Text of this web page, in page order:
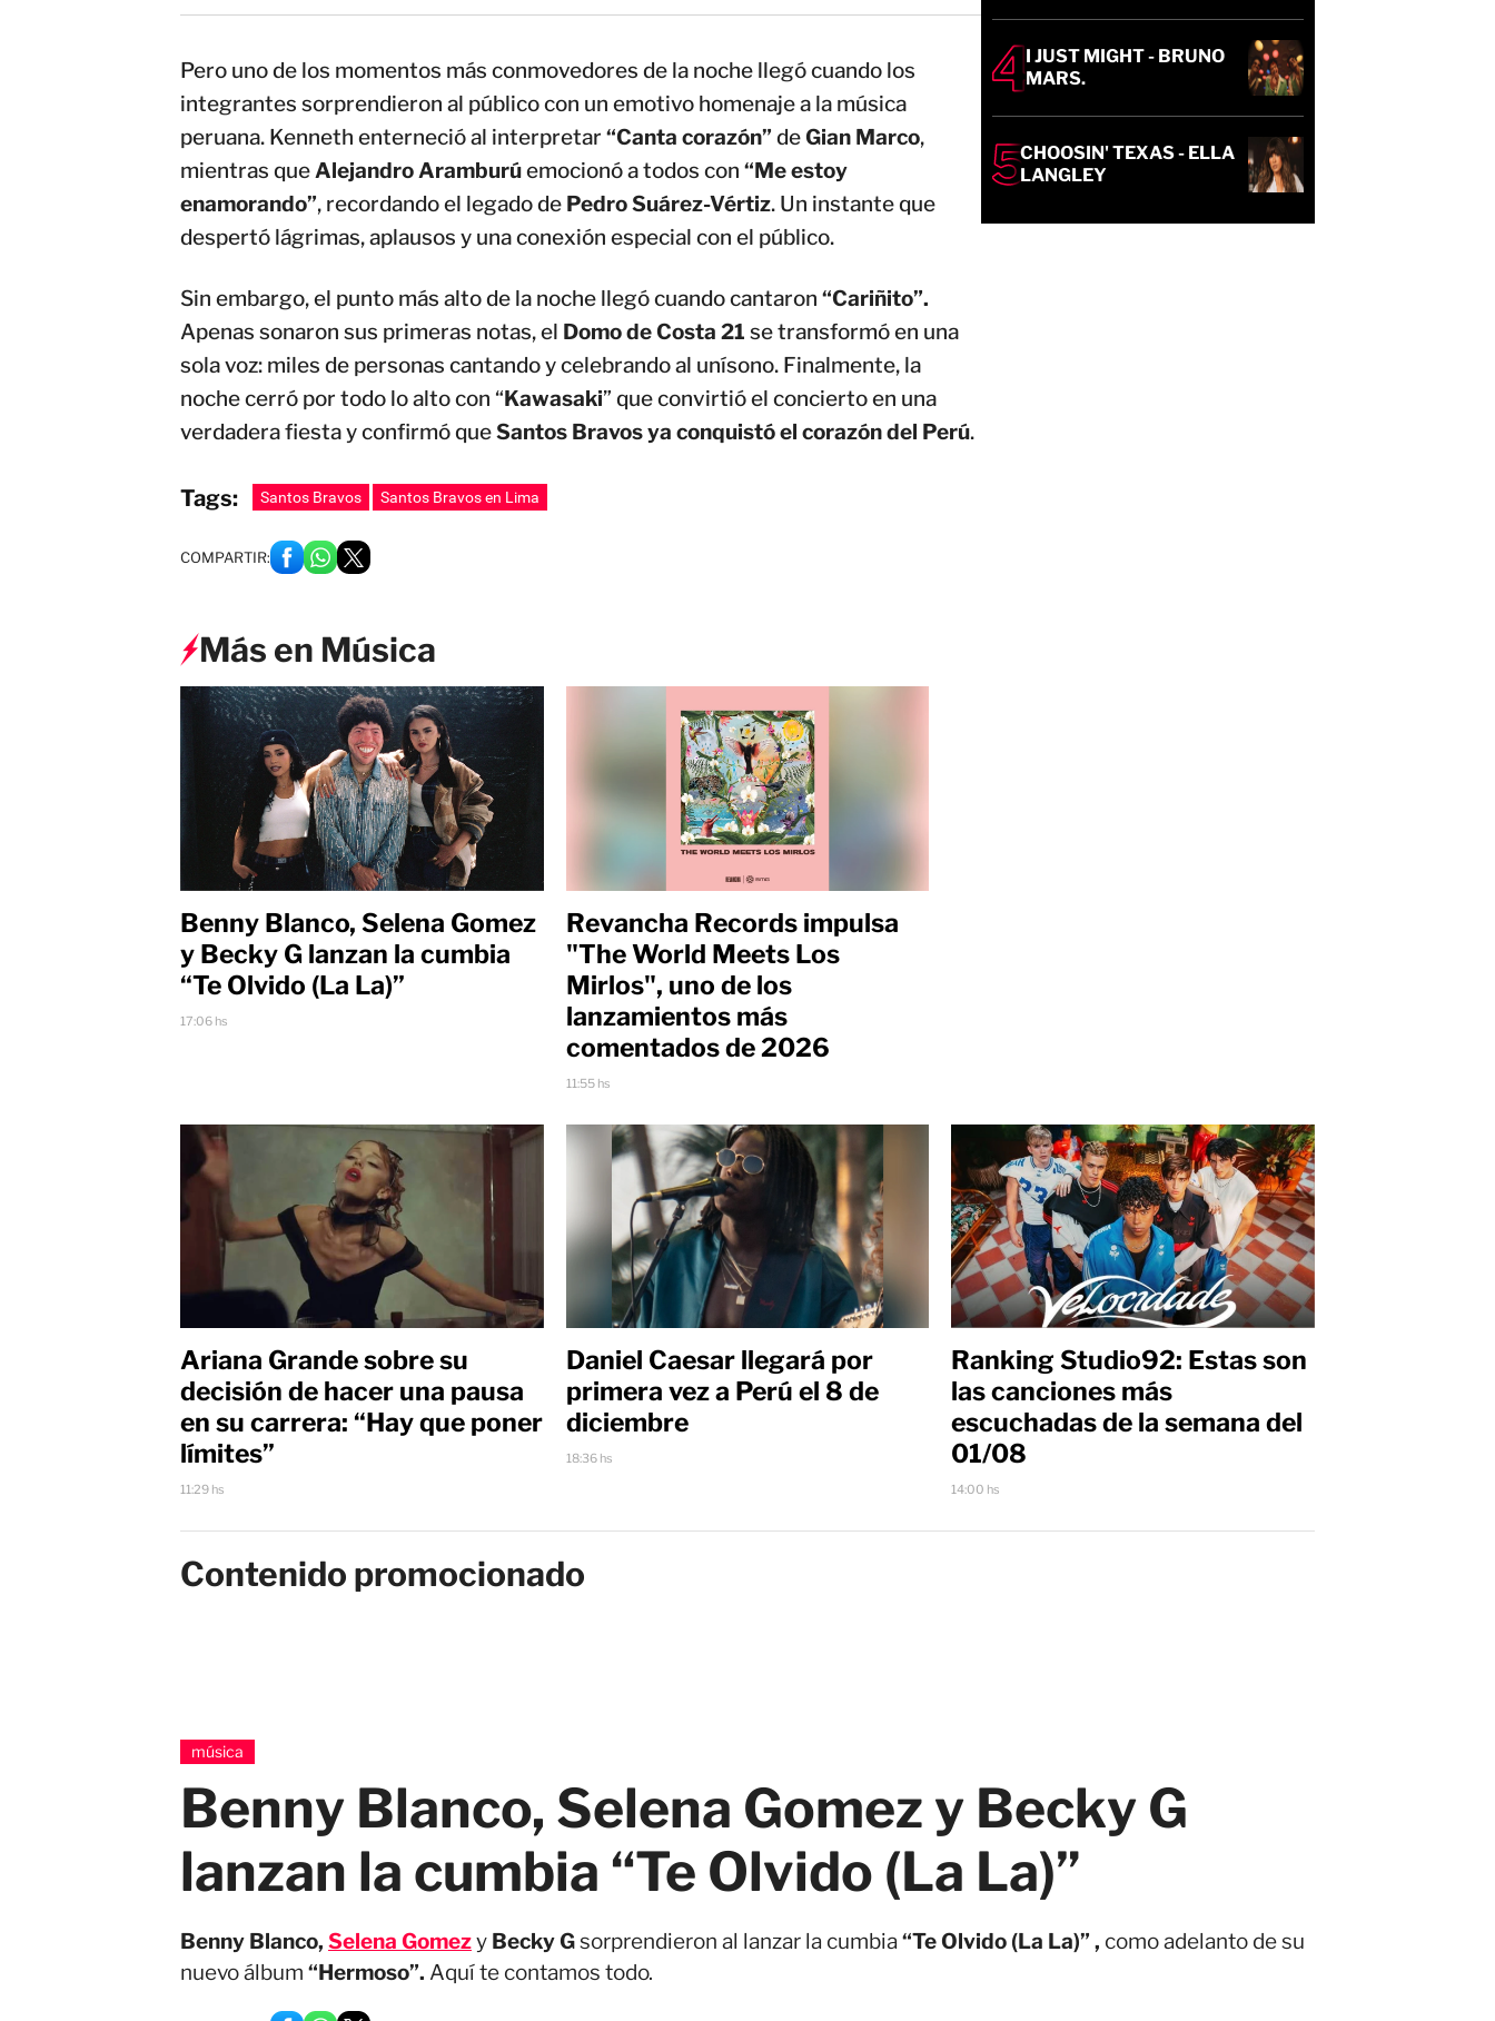
Pero uno de los momentos más conmovedores de la noche llegó cuando los
integrantes sorprendieron al público con un emotivo homenaje a la música
peruana. Kenneth enterneció al interpretar “Canta corazón” deGian Marco,
mientras queAlejandro Aramburúemocionó a todos con “Me estoy
enamorando”, recordando el legado de Pedro Suárez-Vértiz. Un instante que
despertó lágrimas, aplausos y una conexión especial con el público.
Sin embargo, el punto más alto de la noche llegó cuando cantaron “Cariñito”.
Apenas sonaron sus primeras notas, el Domo de Costa 21 se transformó en una
sola voz: miles de personas cantando y celebrando al unísono. Finalmente, la
noche cerró por todo lo alto con “Kawasaki” que convirtió el concierto en una
verdadera fiesta y confirmó queSantos Bravos ya conquistó el corazón del Perú.
Tags: Santos Bravos Santos Bravos en Lima
COMPARTIR:
I JUST MIGHT - BRUNO
MARS.
CHOOSIN' TEXAS - ELLA
LANGLEY
Más en Música
Benny Blanco, Selena Gomez
y Becky G lanzan la cumbia
“Te Olvido (La La)”
17:06 hs
Revancha Records impulsa
"The World Meets Los
Mirlos", uno de los
lanzamientos más
comentados de 2026
11:55 hs
Ariana Grande sobre su
decisión de hacer una pausa
en su carrera: “Hay que poner
límites”
11:29 hs
Daniel Caesar llegará por
primera vez a Perú el 8 de
diciembre
18:36 hs
Ranking Studio92: Estas son
las canciones más
escuchadas de la semana del
01/08
14:00 hs
Contenido promocionado
música
Benny Blanco, Selena Gomez y Becky G
lanzan la cumbia “Te Olvido (La La)”
Benny Blanco, Selena Gomezy Becky Gsorprendieron al lanzar la cumbia “Te Olvido (La La)” , como adelanto de su
nuevo álbum “Hermoso”. Aquí te contamos todo.